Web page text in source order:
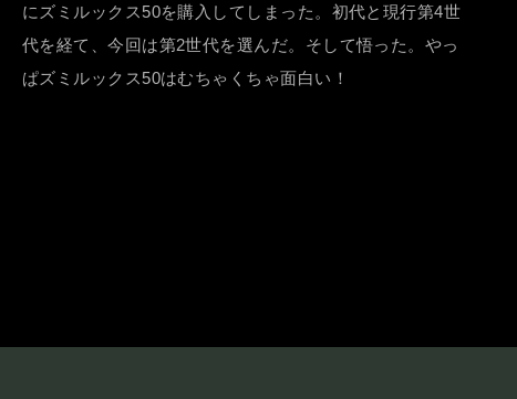
にズミルックス50を購入してしまった。初代と現行第4世
代を経て、今回は第2世代を選んだ。そして悟った。やっ
ぱズミルックス50はむちゃくちゃ面白い！